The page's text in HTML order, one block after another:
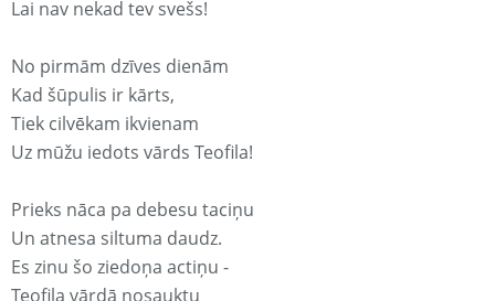
Lai nav nekad tev svešs!
No pirmām dzīves dienām
Kad šūpulis ir kārts,
Tiek cilvēkam ikvienam
Uz mūžu iedots vārds Teofila!
Prieks nāca pa debesu taciņu
Un atnesa siltuma daudz.
Es zinu šo ziedoņa actiņu -
Teofila vārdā nosauktu